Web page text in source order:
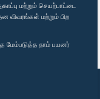
மற்றும் செயற்பாட்டை
விவரங்கள் மற்றும் பிற
நாம் பயனர்